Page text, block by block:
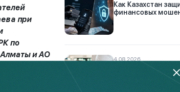
при
по
и АО
Как Казахстан
финансовых
4.08.2026
Автоподставы:
дорогах и почему